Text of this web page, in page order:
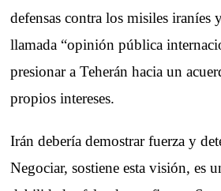
defensas contra los misiles iraníes
llamada “opinión pública
presionar a Teherán hacia un
propios intereses.
Irán debería demostrar fuerza y
Negociar, sostiene esta visión, es